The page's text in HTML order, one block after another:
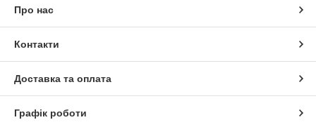
Про нас
Контакти
Доставка та оплата
Графік роботи